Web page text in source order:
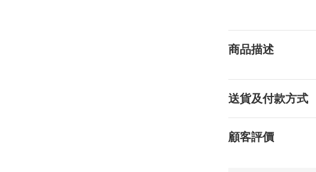
商品描述
送貨及付款方式
顧客評價